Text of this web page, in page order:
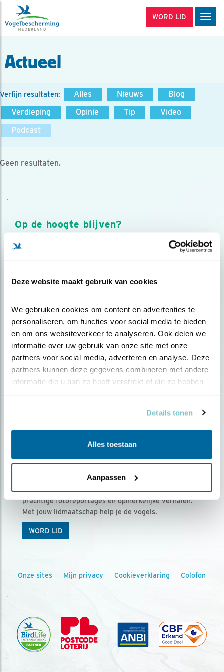
Deze website maakt gebruik van cookies
We gebruiken cookies om content en advertenties te
personaliseren, om functies voor social media te bieden
en om ons websiteverkeer te analyseren. Ook delen we
informatie over uw gebruik van onze site met onze
partners voor social media, adverteren en analyse. Deze
partners kunnen deze gegevens combineren met andere
informatie die u aan ze heeft verstrekt of die ze hebben
Details tonen
Alles toestaan
Aanpassen
WORD LID
Actueel
Verfijn resultaten: Alles Nieuws
Blog
Verdieping
Opinie Tip
Video
Podcast
Geen resultaten.
Op de hoogte blijven?
Meld je aan en ontvang nieuws, inspiratie, acties en tips
over vogels en activiteiten van Vogelbescherming.
Ontvang 5 x Vogels voor € 36,00 per jaar
Vogels is het tijdschrift voor onze leden, met
prachtige fotoreportages en opmerkelijke verhalen.
Met jouw lidmaatschap help je de vogels.
WORD LID
Onze sites Mijn privacy Cookieverklaring Colofon